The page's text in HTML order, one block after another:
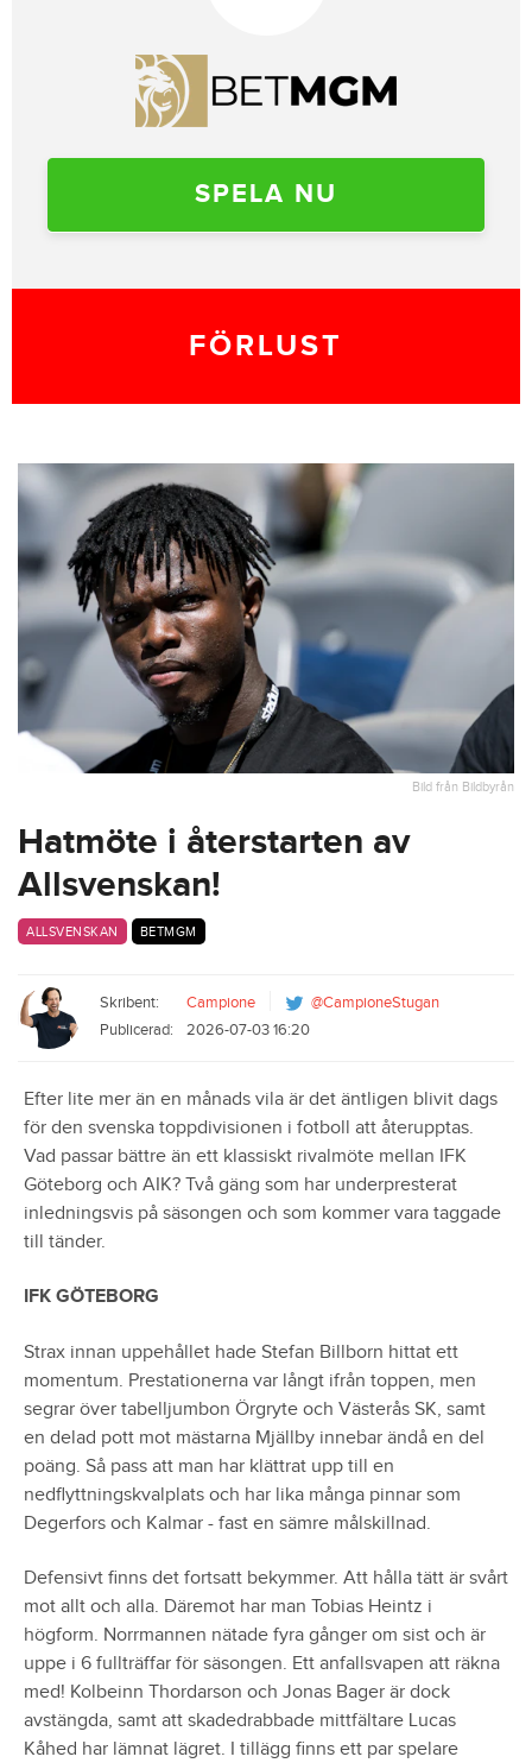
SPELA NU
FÖRLUST
Bild från Bildbyrån
Hatmöte i återstarten av
Allsvenskan!
ALLSVENSKAN BETMGM
Skribent: Campione
@CampioneStugan
Publicerad:
2026-07-03 16:20
Efter lite mer än en månads vila är det äntligen blivit dags
för den svenska toppdivisionen i fotboll att återupptas.
Vad passar bättre än ett klassiskt rivalmöte mellan IFK
Göteborg och AIK? Två gäng som har underpresterat
inledningsvis på säsongen och som kommer vara taggade
till tänder.
IFK GÖTEBORG
Strax innan uppehållet hade Stefan Billborn hittat ett
momentum. Prestationerna var långt ifrån toppen, men
segrar över tabelljumbon Örgryte och Västerås SK, samt
en delad pott mot mästarna Mjällby innebar ändå en del
poäng. Så pass att man har klättrat upp till en
nedflyttningskvalplats och har lika många pinnar som
Degerfors och Kalmar - fast en sämre målskillnad.
Defensivt finns det fortsatt bekymmer. Att hålla tätt är svårt
mot allt och alla. Däremot har man Tobias Heintz i
högform. Norrmannen nätade fyra gånger om sist och är
uppe i 6 fullträffar för säsongen. Ett anfallsvapen att räkna
med! Kolbeinn Thordarson och Jonas Bager är dock
avstängda, samt att skadedrabbade mittfältare Lucas
Kåhed har lämnat lägret. I tillägg finns ett par spelare